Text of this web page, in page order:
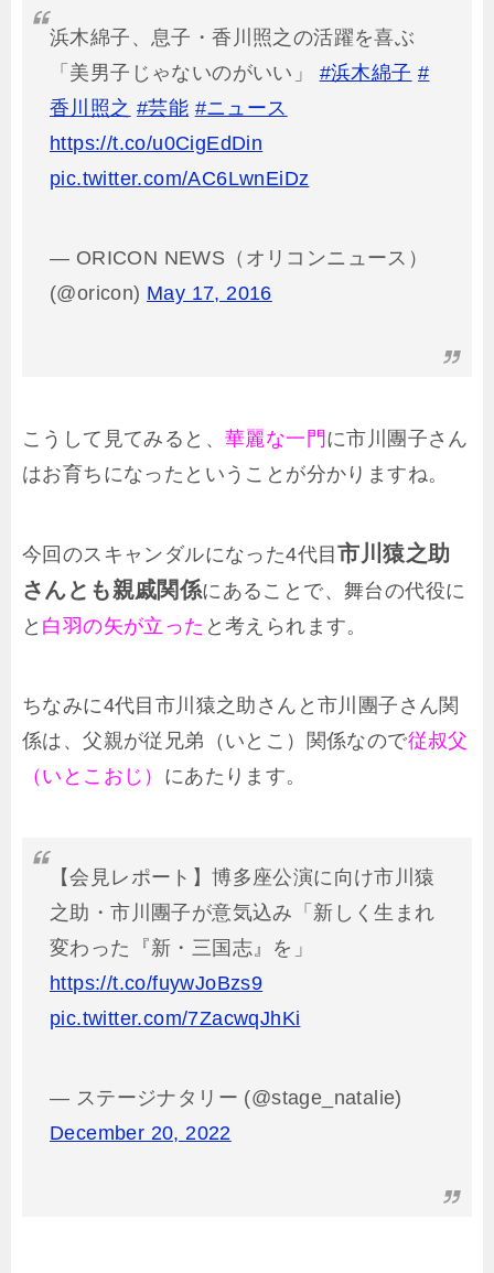
浜木綿子、息子・香川照之の活躍を喜ぶ
「美男子じゃないのがいい」 #浜木綿子 #
香川照之 #芸能 #ニュース
https://t.co/u0CigEdDin
pic.twitter.com/AC6LwnEiDz
— ORICON NEWS（オリコンニュース）
(@oricon) May 17, 2016
こうして見てみると、 華麗な一門 に市川團子さん
はお育ちになったということが分かりますね。
今回のスキャンダルになった4代目市川猿之助
さんとも親戚関係にあることで、舞台の代役に
と 白羽の矢が立った と考えられます。
ちなみに4代目市川猿之助さんと市川團子さん関
係は、父親が従兄弟（いとこ）関係なので従叔父
（いとこおじ） にあたります。
【会見レポート】博多座公演に向け市川猿
之助・市川團子が意気込み「新しく生まれ
変わった『新・三国志』を」
https://t.co/fuywJoBzs9
pic.twitter.com/7ZacwqJhKi
— ステージナタリー (@stage_natalie)
December 20, 2022